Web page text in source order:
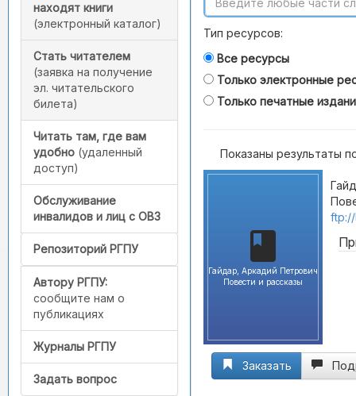
находят книги
(электронный каталог)
Стать читателем
(заявка на получение
эл. читательского
билета)
Читать там, где вам
удобно (удаленный
доступ)
Обслуживание
инвалидов и лиц с ОВЗ
Репозиторий РГПУ
Автору РГПУ:
сообщите нам о
публикациях
Журналы РГПУ
Задать вопрос
Тип ресурсов:
Все ресурсы
Только электронные
Только печатные
Показаны результаты
Гайдар, Аркадий Петрович
Повести и рассказы
Заказать